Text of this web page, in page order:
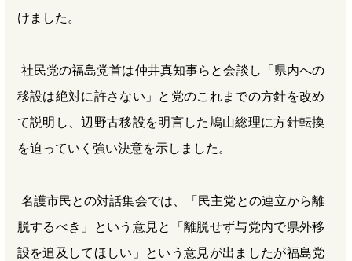
けました。
社民党の福島党首は仲井真知事らと会談し「県内への
移設は絶対に許さない」と党のこれまでの方針を改め
て説明し、辺野古移設を明言した鳩山総理に方針転換
を迫っていく強い決意を示しました。
名護市民との対話集会では、「民主党との連立から離
脱するべき」という意見と「離脱せず与党内で県外移
設を追及してほしい」という意見が出ましたが福島党